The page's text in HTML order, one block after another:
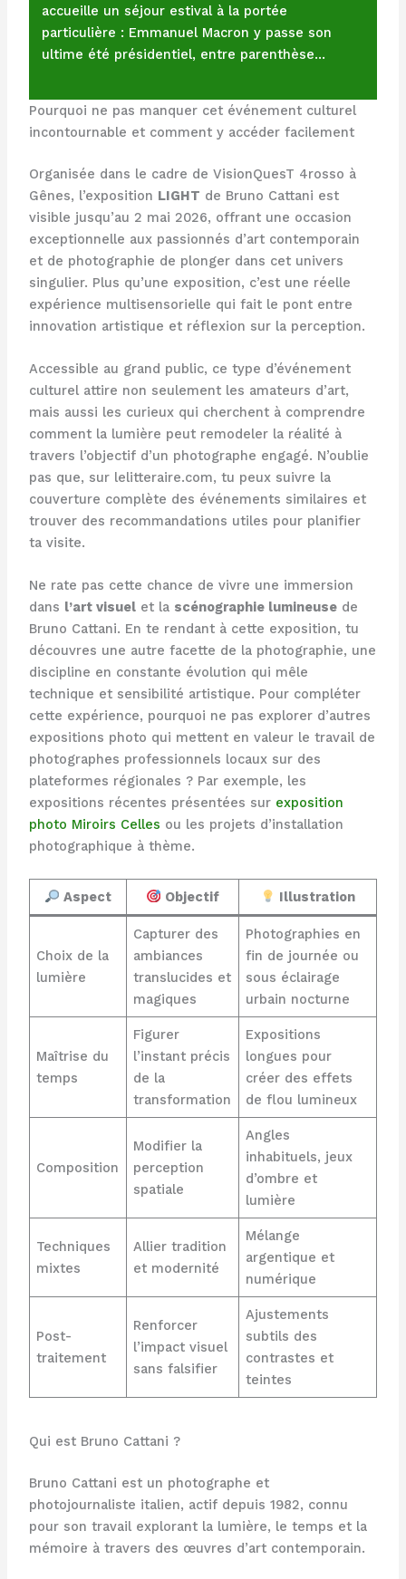
accueille un séjour estival à la portée
particulière : Emmanuel Macron y passe son
ultime été présidentiel, entre parenthèse…
Pourquoi ne pas manquer cet événement culturel
incontournable et comment y accéder facilement
Organisée dans le cadre de VisionQuesT 4rosso à
Gênes, l’exposition LIGHT de Bruno Cattani est
visible jusqu’au 2 mai 2026, offrant une occasion
exceptionnelle aux passionnés d’art contemporain
et de photographie de plonger dans cet univers
singulier. Plus qu’une exposition, c’est une réelle
expérience multisensorielle qui fait le pont entre
innovation artistique et réflexion sur la perception.
Accessible au grand public, ce type d’événement
culturel attire non seulement les amateurs d’art,
mais aussi les curieux qui cherchent à comprendre
comment la lumière peut remodeler la réalité à
travers l’objectif d’un photographe engagé. N’oublie
pas que, sur lelitteraire.com, tu peux suivre la
couverture complète des événements similaires et
trouver des recommandations utiles pour planifier
ta visite.
Ne rate pas cette chance de vivre une immersion
dans l’art visuelet la scénographie lumineusede
Bruno Cattani. En te rendant à cette exposition, tu
découvres une autre facette de la photographie, une
discipline en constante évolution qui mêle
technique et sensibilité artistique. Pour compléter
cette expérience, pourquoi ne pas explorer d’autres
expositions photo qui mettent en valeur le travail de
photographes professionnels locaux sur des
plateformes régionales ? Par exemple, les
expositions récentes présentées sur exposition
photo Miroirs Celles ou les projets d’installation
photographique à thème.
Aspect Objectif Illustration
Choix de la
lumière
Capturer des
ambiances
translucides et
magiques
Photographies en
fin de journée ou
sous éclairage
urbain nocturne
Maîtrise du
temps
Figurer
l’instant précis
de la
transformation
Expositions
longues pour
créer des effets
de flou lumineux
Composition
Modifier la
perception
spatiale
Angles
inhabituels, jeux
d’ombre et
lumière
Techniques
mixtes
Allier tradition
et modernité
Mélange
argentique et
numérique
Post-
traitement
Renforcer
l’impact visuel
sans falsifier
Ajustements
subtils des
contrastes et
teintes
Qui est Bruno Cattani ?
Bruno Cattani est un photographe et
photojournaliste italien, actif depuis 1982, connu
pour son travail explorant la lumière, le temps et la
mémoire à travers des œuvres d’art contemporain.